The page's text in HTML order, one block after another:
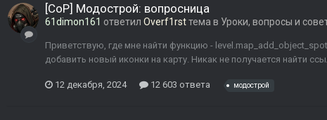
[CoP] Модострой: вопросница
61dimon161 ответил Overf1rstтема в Уроки, вопросы и
Приветствую, где мне найти функцию -
добавить новый иконки на карту. Никак не получается найти
12 декабря, 2024 12 603 ответа модострой